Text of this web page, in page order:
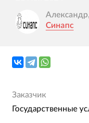
Александр,
Синапс
Заказчик
Государственные